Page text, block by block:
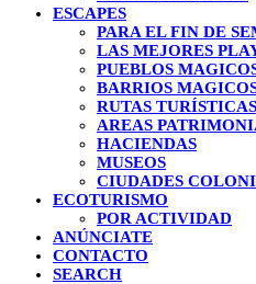
ESCAPES
PARA EL FIN DE
LAS MEJORES
PUEBLOS
BARRIOS
RUTAS TURÍSTICAS
AREAS
HACIENDAS
MUSEOS
CIUDADES
ECOTURISMO
POR ACTIVIDAD
ANÚNCIATE
CONTACTO
SEARCH